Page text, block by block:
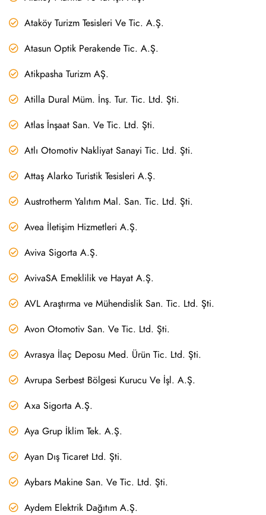
Ataköy Turizm Tesisleri Ve Tic. A.Ş.
Atasun Optik Perakende Tic. A.Ş.
Atikpasha Turizm AŞ.
Atilla Dural Müm. İnş. Tur. Tic. Ltd. Şti.
Atlas İnşaat San. Ve Tic. Ltd. Şti.
Atlı Otomotiv Nakliyat Sanayi Tic. Ltd. Şti.
Attaş Alarko Turistik Tesisleri A.Ş.
Austrotherm Yalıtım Mal. San. Tic. Ltd. Şti.
Avea İletişim Hizmetleri A.Ş.
Aviva Sigorta A.Ş.
AvivaSA Emeklilik ve Hayat A.Ş.
AVL Araştırma ve Mühendislik San. Tic. Ltd. Şti.
Avon Otomotiv San. Ve Tic. Ltd. Şti.
Avrasya İlaç Deposu Med. Ürün Tic. Ltd. Şti.
Avrupa Serbest Bölgesi Kurucu Ve İşl. A.Ş.
Axa Sigorta A.Ş.
Aya Grup İklim Tek. A.Ş.
Ayan Dış Ticaret Ltd. Şti.
Aybars Makine San. Ve Tic. Ltd. Şti.
Aydem Elektrik Dağıtım A.Ş.